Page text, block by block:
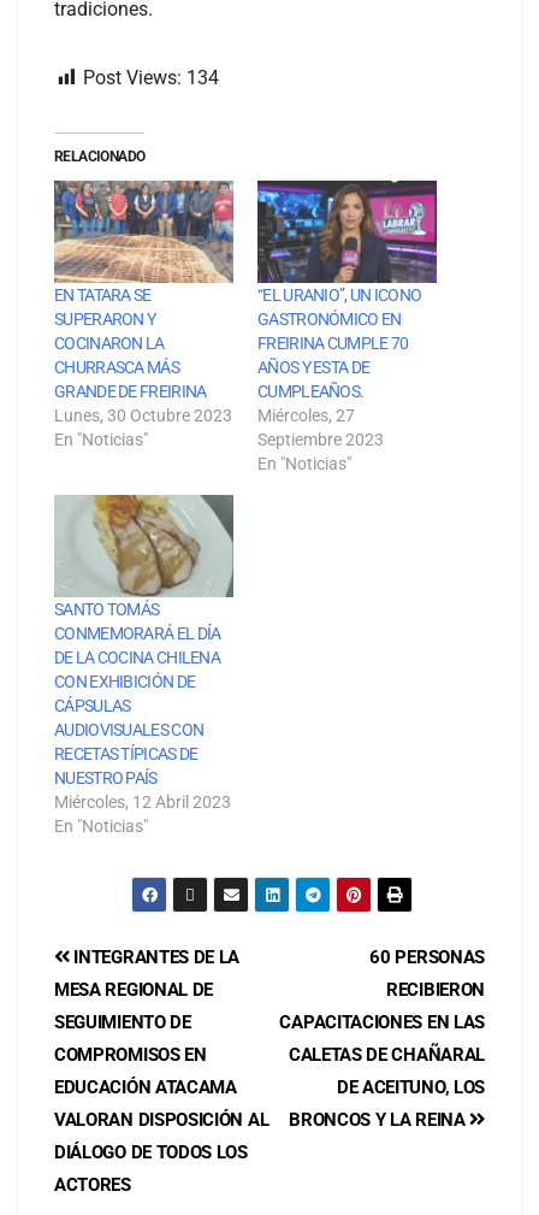
tradiciones.
Post Views: 134
RELACIONADO
EN TATARA SE
SUPERARON Y
COCINARON LA
CHURRASCA MÁS
GRANDE DE FREIRINA
Lunes, 30 Octubre 2023
En "Noticias"
“EL URANIO”, UN ICONO
GASTRONÓMICO EN
FREIRINA CUMPLE 70
AÑOS Y ESTA DE
CUMPLEAÑOS.
Miércoles, 27
Septiembre 2023
En "Noticias"
SANTO TOMÁS
CONMEMORARÁ EL DÍA
DE LA COCINA CHILENA
CON EXHIBICIÓN DE
CÁPSULAS
AUDIOVISUALES CON
RECETAS TÍPICAS DE
NUESTRO PAÍS
Miércoles, 12 Abril 2023
En "Noticias"
60 PERSONAS
RECIBIERON
CAPACITACIONES EN LAS
CALETAS DE CHAÑARAL
DE ACEITUNO, LOS
BRONCOS Y LA REINA
INTEGRANTES DE LA
MESA REGIONAL DE
SEGUIMIENTO DE
COMPROMISOS EN
EDUCACIÓN ATACAMA
VALORAN DISPOSICIÓN AL
DIÁLOGO DE TODOS LOS
ACTORES